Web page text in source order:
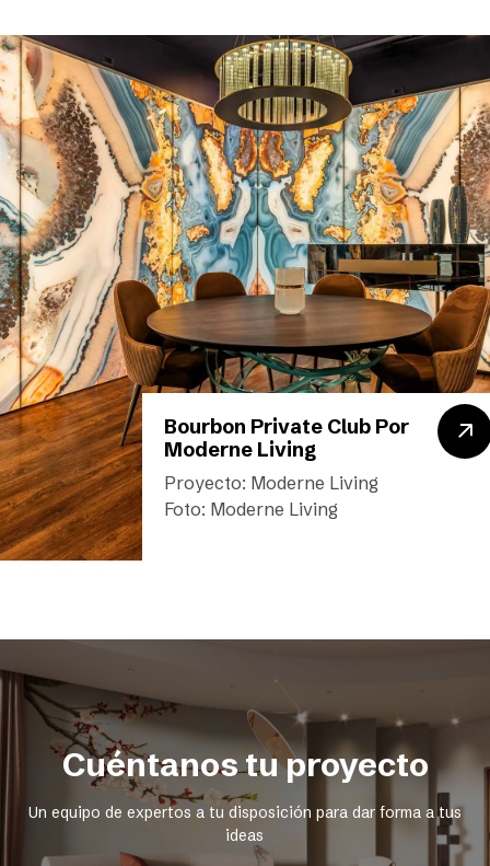
Bourbon Private Club Por
Moderne Living
Proyecto: Moderne Living
Foto: Moderne Living
Cuéntanos tu proyecto
Un equipo de expertos a tu disposición para dar forma a tus
ideas